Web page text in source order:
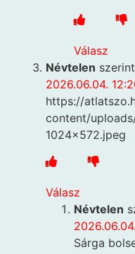
Válasz
Névtelen
2026.06.04.
https://
content/
1024×572.jpeg
Válasz
Névtelen
Sárga